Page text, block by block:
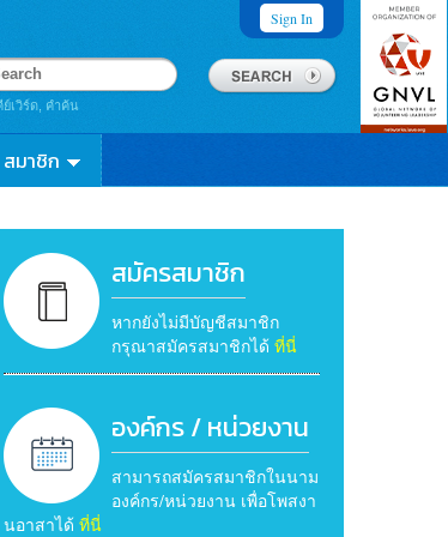
Sign In
เวิร์ด, คำค้น
สมาชิก
สมัครสมาชิก
หากยังไม่มีบัญชีสมาชิก
กรุณาสมัครสมาชิกได้ ที่นี่
องค์กร / หน่วยงาน
สามารถสมัครสมาชิกในนาม
องค์กร/หน่วยงาน เพื่อโพสงา
นอาสาได้ ที่นี่